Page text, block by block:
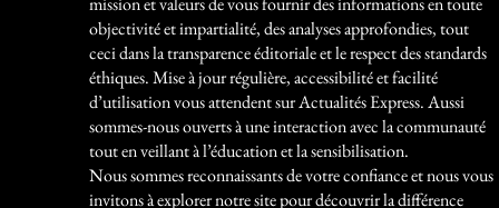
objectivité et impartialité, des analyses approfondies, tout
ceci dans la transparence éditoriale et le respect des standards
éthiques. Mise à jour régulière, accessibilité et facilité
d’utilisation vous attendent sur Actualités Express. Aussi
sommes-nous ouverts à une interaction avec la communauté
tout en veillant à l’éducation et la sensibilisation.
Nous sommes reconnaissants de votre confiance et nous vous
invitons à explorer notre site pour découvrir la différence